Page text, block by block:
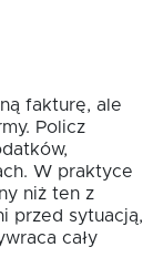
fakturę, ale
Policz
W praktyce
niż ten z
przed sytuacją,
cały